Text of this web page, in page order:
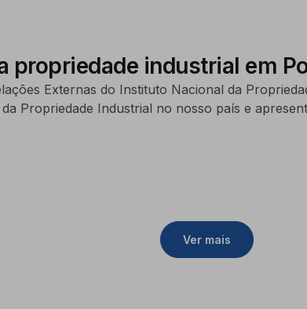
propriedade industrial em
Externas do Instituto Nacional da
Propriedade Industrial no nosso país e
Ver mais